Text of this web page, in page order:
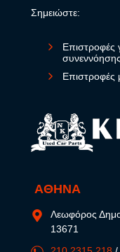
Σημειώστε:
Επιστροφές
ΑΘΗΝΑ
Λεωφόρος
13671